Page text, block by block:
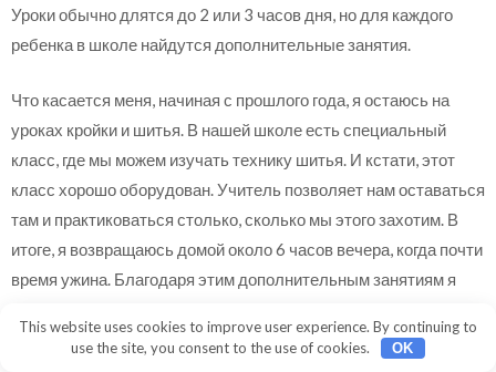
Уроки обычно длятся до 2 или 3 часов дня, но для каждого
ребенка в школе найдутся дополнительные занятия.
Что касается меня, начиная с прошлого года, я остаюсь на
уроках кройки и шитья. В нашей школе есть специальный
класс, где мы можем изучать технику шитья. И кстати, этот
класс хорошо оборудован. Учитель позволяет нам оставаться
там и практиковаться столько, сколько мы этого захотим. В
итоге, я возвращаюсь домой около 6 часов вечера, когда почти
время ужина. Благодаря этим дополнительным занятиям я
вероятность, что я продолжу образование в области моды и
This website uses cookies to improve user experience. By continuing to
use the site, you consent to the use of cookies.
OK